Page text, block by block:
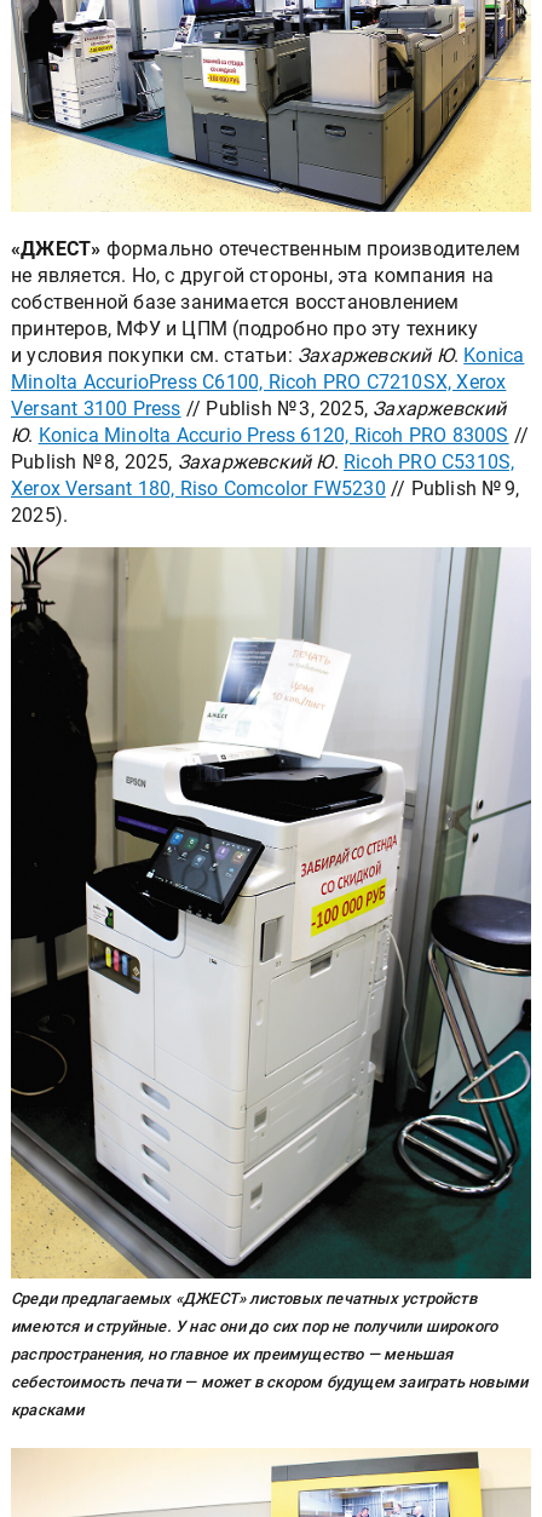
«ДЖЕСТ» формально отечественным производителем
не является. Но, с другой стороны, эта компания на
собственной базе занимается восстановлением
принтеров, МФУ и ЦПМ (подробно про эту технику
и условия покупки см. статьи: Захаржевский Ю. Konica
Minolta AccurioPress C6100, Ricoh PRO C7210SX, Xerox
Versant 3100 Press // Publish № 3, 2025, Захаржевский
Ю. Konica Minolta Accurio Press 6120, Ricoh PRO 8300S //
Publish № 8, 2025, Захаржевский Ю. Ricoh PRO C5310S,
Xerox Versant 180, Riso Comcolor FW5230 // Publish № 9,
2025).
Среди предлагаемых «ДЖЕСТ» листовых печатных устройств
имеются и струйные. У нас они до сих пор не получили широкого
распространения, но главное их преимущество — меньшая
себестоимость печати — может в скором будущем заиграть новыми
красками